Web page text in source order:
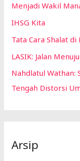
Menjadi Wakil
IHSG Kita
Tata Cara Shalat di
LASIK: Jalan
Nahdlatul Wathan:
Tengah Distorsi
Arsip